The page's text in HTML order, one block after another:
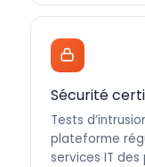
Sécurité
Tests
plateforme
services IT des